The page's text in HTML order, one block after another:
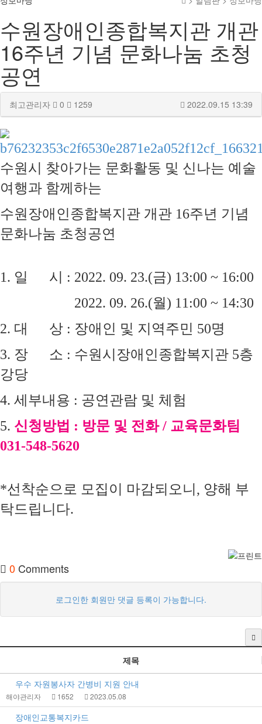
수원장애인종합복지관 개관
16주년 기념 문화나눔 초청
공연
최고관리자 0 1259 2022.09.15 13:39
수원시 찾아가는 문화활동 및 신나는 예술
여행과 함께하는
수원장애인종합복지관 개관 16주년 기념
문화나눔 초청공연
1. 일 시 : 2022. 09. 23.(금) 13:00 ~ 16:00
2022. 09. 26.(월) 11:00 ~ 14:30
2. 대 상 : 장애인 및 지역주민 50명
3. 장 소 : 수원시장애인종합복지관 5층
강당
4. 세부내용 : 공연관람 및 체험
5. 신청방법 : 방문 및 전화 / 교육문화팀
031-548-5620
*선착순으로 모집이 마감되오니, 양해 부
탁드립니다.
0 Comments
로그인한 회원만 댓글 등록이 가능합니다.
제목
우수 자원봉사자 간병비 지원 안내
해야관리자 1652 2023.05.08
장애인교통복지카드